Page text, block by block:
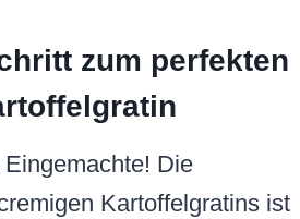
zum perfekten
Die
Kartoffelgratins ist